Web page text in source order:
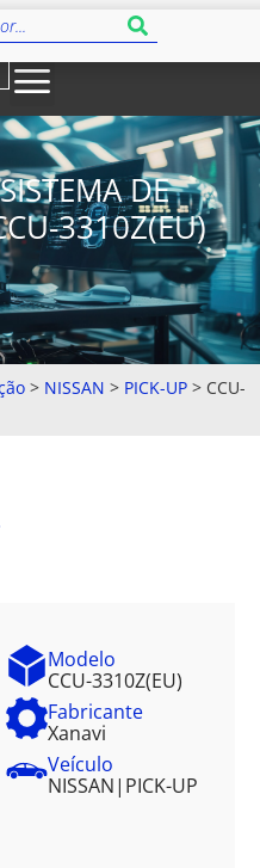
DE
3310Z(EU)
> NISSAN > PICK-UP > CCU-
Modelo
CCU-3310Z(EU)
Fabricante
Xanavi
Veículo
NISSAN| PICK-UP